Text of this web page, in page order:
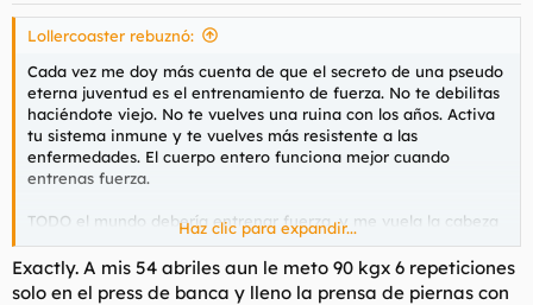
Lollercoaster rebuznó:
Cada vez me doy más cuenta de que el secreto de una pseudo
eterna juventud es el entrenamiento de fuerza. No te debilitas
haciéndote viejo. No te vuelves una ruina con los años. Activa
tu sistema inmune y te vuelves más resistente a las
enfermedades. El cuerpo entero funciona mejor cuando
entrenas fuerza.
TODO el mundo debería entrenar fuerza, y me vuela la cabeza
cómo no se enseña en educación física en los colegios cómo
hacer correctamente un peso muerto, mamadas a mi vecino o
press banca.
Haz clic para expandir...
Exactly. A mis 54 abriles aun le meto 90 kgx 6 repeticiones
solo en el press de banca y lleno la prensa de piernas con